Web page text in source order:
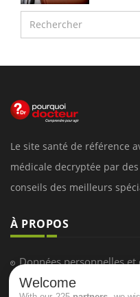
Le site santé de référence
médicale decryptée par
conseils des meilleurs
À PROPOS
Données personnelles et
Qui sommes-nous
Welcome